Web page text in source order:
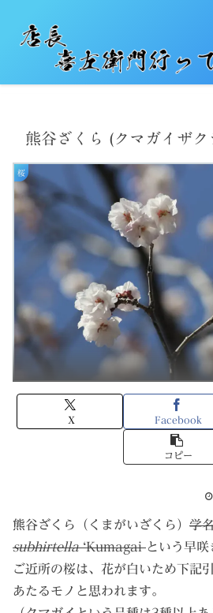
熊谷ざくら (クマガイザク
桜
X Facebook
コピー
熊谷ざくら（くまがいざくら） 学
subhirtella‘Kumagaiという早咲
ご近所の桜は、花が白いため下記
あたるモノと思われます。